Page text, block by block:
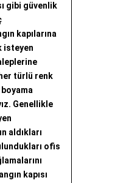
gibi güvenlik
kapılarına
isteyen
türlü renk
Genellikle
aldıkları
ofis
kapısı